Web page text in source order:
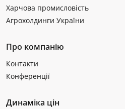
Харчова промисловість
Агрохолдинги України
Про компанію
Контакти
Конференції
Динаміка цін